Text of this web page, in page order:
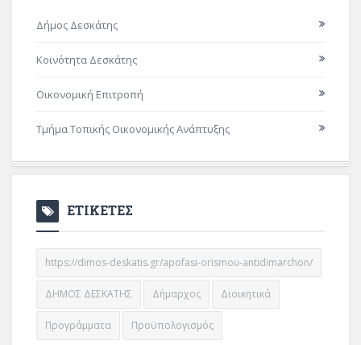
Δήμος Δεσκάτης
Κοινότητα Δεσκάτης
Οικονομική Επιτροπή
Τμήμα Τοπικής Οικονομικής Ανάπτυξης
ΕΤΙΚΕΤΕΣ
https://dimos-deskatis.gr/apofasi-orismou-antidimarchon/
ΔΗΜΟΣ ΔΕΣΚΑΤΗΣ Δήμαρχος Διοικητικά
Προγράμματα Προϋπολογισμός